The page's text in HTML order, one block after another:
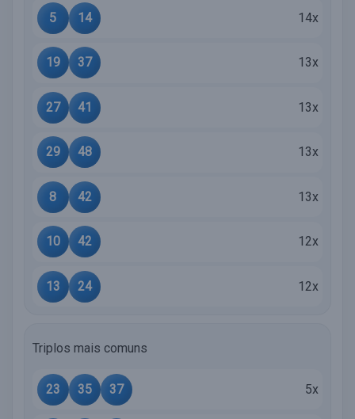
5 14 14x
19 37 13x
27 41 13x
29 48 13x
8 42 13x
10 42 12x
13 24 12x
Triplos mais comuns
23 35 37 5x